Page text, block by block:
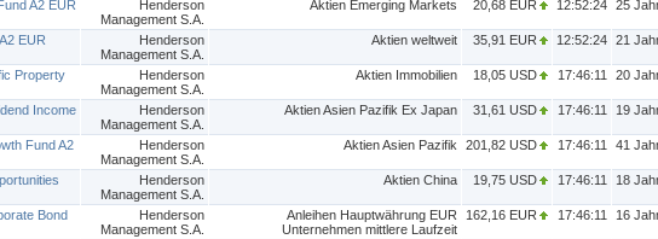
A2 EUR
Henderson
Management S.A.
Aktien Emerging Markets 20,68 EUR 12:52:24 25
EUR
Henderson
Management S.A.
Aktien weltweit 35,91 EUR 12:52:24 21
Property
Henderson
Management S.A.
Aktien Immobilien 18,05 USD 17:46:11 20
Income
Henderson
Management S.A.
Aktien Asien Pazifik Ex Japan 31,61 USD 17:46:11 19
Fund A2
Henderson
Management S.A.
Aktien Asien Pazifik 201,82 USD 17:46:11 41
Henderson
Management S.A.
Aktien China 19,75 USD 17:46:11 18
Bond
Henderson
Management S.A.
Anleihen Hauptwährung EUR
Unternehmen mittlere Laufzeit
162,16 EUR 17:46:11 16